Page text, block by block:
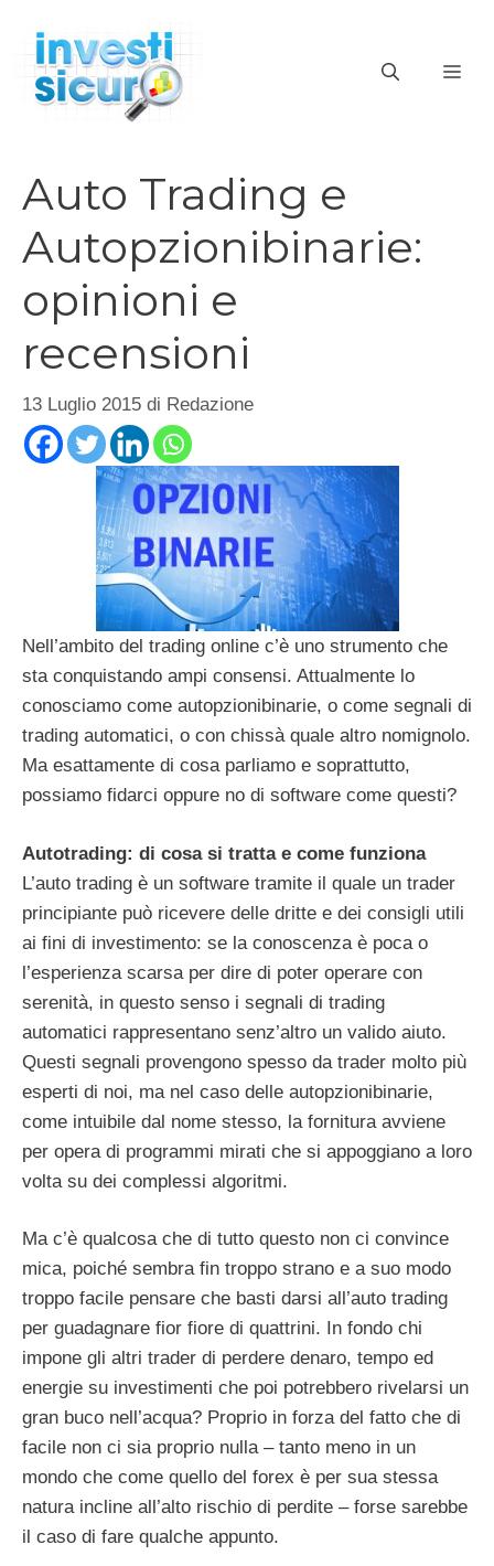
contenuto
Auto Trading e
Autopzionibinarie:
opinioni e
recensioni
13 Luglio 2015 di Redazione
Nell’ambito del trading online c’è uno strumento che
sta conquistando ampi consensi. Attualmente lo
conosciamo come autopzionibinarie, o come segnali di
trading automatici, o con chissà quale altro nomignolo.
Ma esattamente di cosa parliamo e soprattutto,
possiamo fidarci oppure no di software come questi?
Autotrading: di cosa si tratta e come funziona
L’auto trading è un software tramite il quale un trader
principiante può ricevere delle dritte e dei consigli utili
ai fini di investimento: se la conoscenza è poca o
l’esperienza scarsa per dire di poter operare con
serenità, in questo senso i segnali di trading
automatici rappresentano senz’altro un valido aiuto.
Questi segnali provengono spesso da trader molto più
esperti di noi, ma nel caso delle autopzionibinarie,
come intuibile dal nome stesso, la fornitura avviene
per opera di programmi mirati che si appoggiano a loro
volta su dei complessi algoritmi.
Ma c’è qualcosa che di tutto questo non ci convince
mica, poiché sembra fin troppo strano e a suo modo
troppo facile pensare che basti darsi all’auto trading
per guadagnare fior fiore di quattrini. In fondo chi
impone gli altri trader di perdere denaro, tempo ed
energie su investimenti che poi potrebbero rivelarsi un
gran buco nell’acqua? Proprio in forza del fatto che di
facile non ci sia proprio nulla – tanto meno in un
mondo che come quello del forex è per sua stessa
natura incline all’alto rischio di perdite – forse sarebbe
il caso di fare qualche appunto.